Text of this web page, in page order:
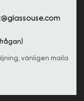
vänligen maila